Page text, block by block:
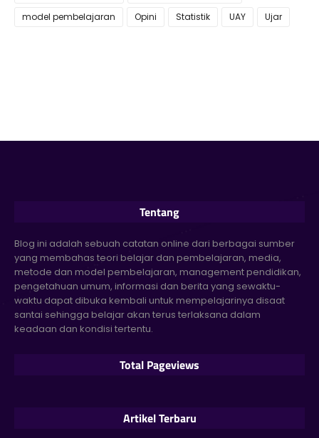
model pembelajaran
Opini Statistik UAY Ujar
Tentang
Blog ini adalah sebuah catatan online dari berbagai sumber
yang membahas teori belajar dan pembelajaran, media,
metode dan model pembelajaran, management pendidikan,
pengetahuan umum, informasi dan berita yang sewaktu-
waktu dapat dibuka kembali untuk mempelajarinya disaat
santai sehingga belajar akan terus terlaksana dalam
keadaan dan kondisi tertentu.
Total Pageviews
Artikel Terbaru